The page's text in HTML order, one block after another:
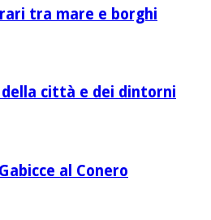
tra mare e borghi
della città e dei dintorni
al Conero